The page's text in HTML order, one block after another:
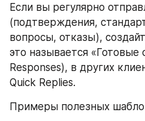
Если вы регулярно
(подтверждения,
вопросы, отказы),
это называется «Готовые
Responses), в других
Quick Replies.
Примеры полезных